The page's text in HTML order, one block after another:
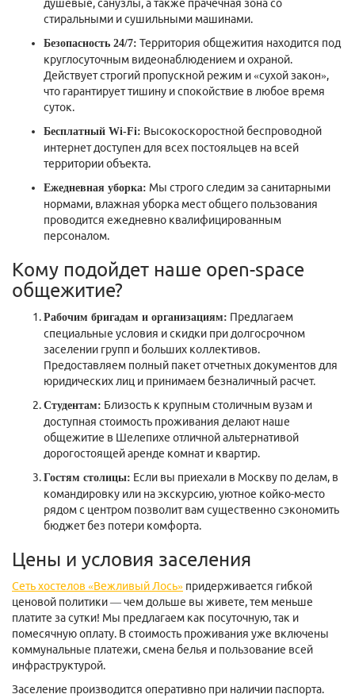
душевые, санузлы, а также прачечная зона со
стиральными и сушильными машинами.
Безопасность 24/7: Территория общежития находится под
круглосуточным видеонаблюдением и охраной.
Действует строгий пропускной режим и «сухой закон»,
что гарантирует тишину и спокойствие в любое время
суток.
Бесплатный Wi-Fi: Высокоскоростной беспроводной
интернет доступен для всех постояльцев на всей
территории объекта.
Ежедневная уборка: Мы строго следим за санитарными
нормами, влажная уборка мест общего пользования
проводится ежедневно квалифицированным
персоналом.
Кому подойдет наше open-space
общежитие?
Рабочим бригадам и организациям: Предлагаем
специальные условия и скидки при долгосрочном
заселении групп и больших коллективов.
Предоставляем полный пакет отчетных документов для
юридических лиц и принимаем безналичный расчет.
Студентам: Близость к крупным столичным вузам и
доступная стоимость проживания делают наше
общежитие в Шелепихе отличной альтернативой
дорогостоящей аренде комнат и квартир.
Гостям столицы: Если вы приехали в Москву по делам, в
командировку или на экскурсию, уютное койко-место
рядом с центром позволит вам существенно сэкономить
бюджет без потери комфорта.
Цены и условия заселения
Сеть хостелов «Вежливый Лось» придерживается гибкой
ценовой политики — чем дольше вы живете, тем меньше
платите за сутки! Мы предлагаем как посуточную, так и
помесячную оплату. В стоимость проживания уже включены
коммунальные платежи, смена белья и пользование всей
инфраструктурой.
Заселение производится оперативно при наличии паспорта.